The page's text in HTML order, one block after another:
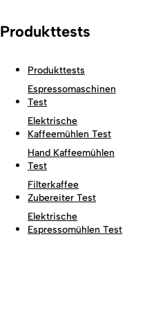
Produkttests
Produkttests
Espressomaschinen
Test
Elektrische
Kaffeemühlen Test
Hand Kaffeemühlen
Test
Filterkaffee
Zubereiter Test
Elektrische
Espressomühlen Test